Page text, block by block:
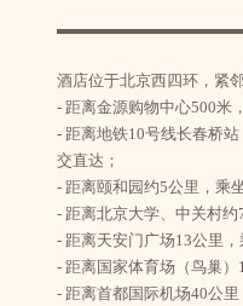
酒店位于北京西四环，紧
- 距离金源购物中心500米
- 距离地铁10号线长春桥
交直达；
- 距离颐和园约5公里，乘
- 距离北京大学、中关村
- 距离天安门广场13公里
- 距离国家体育场（鸟巢
- 距离首都国际机场40公